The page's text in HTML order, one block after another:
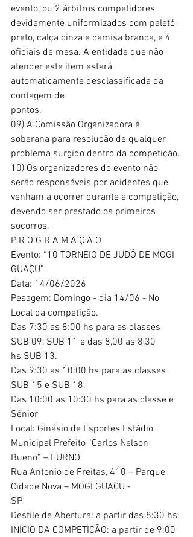
evento, ou 2 árbitros competidores
devidamente uniformizados com paletó
preto, calça cinza e camisa branca, e 4
oficiais de mesa. A entidade que não
atender este item estará
automaticamente desclassificada da
contagem de
pontos.
09) A Comissão Organizadora é
soberana para resolução de qualquer
problema surgido dentro da competição.
10) Os organizadores do evento não
serão responsáveis por acidentes que
venham a ocorrer durante a competição,
devendo ser prestado os primeiros
socorros.
P R O G R A M A Ç Ã O
Evento: “10 TORNEIO DE JUDÔ DE MOGI
GUAÇU”
Data: 14/06/2026
Pesagem: Domingo - dia 14/06 - No
Local da competição.
Das 7:30 as 8:00 hs para as classes
SUB 09, SUB 11 e das 8,00 as 8,30
hs SUB 13.
Das 9:30 as 10:00 hs para as classes
SUB 15 e SUB 18.
Das 10:00 as 10:30 hs para as classe e
Sênior
Local: Ginásio de Esportes Estádio
Municipal Prefeito “Carlos Nelson
Bueno” – FURNO
Rua Antonio de Freitas, 410 – Parque
Cidade Nova – MOGI GUAÇU -
SP
Desfile de Abertura: a partir das 8:30 hs
INICIO DA COMPETIÇÃO: a partir de 9:00